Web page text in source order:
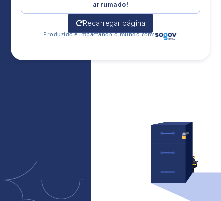
arrumado!
Recarregar página
Produzido e impactando o mundo com: